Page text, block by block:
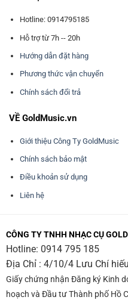
Hotline: 0914795185
Hỗ trợ từ 7h -- 20h
Hướng dẫn đặt hàng
Phương thức vận chuyển
Chính sách đổi trả
VỀ GoldMusic.vn
Giới thiệu Công Ty GoldMusic
Chính sách bảo mật
Điều khoản sử dụng
Liên hệ
CÔNG TY TNHH NHẠC CỤ
Hotline: 0914 795 185
Địa Chỉ : 4/10/4 Lưu Chí
Giấy chứng nhận Đăng ký Kinh
hoạch và Đầu tư Thành phố Hồ